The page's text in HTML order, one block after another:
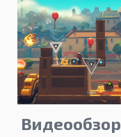
Видеообзор